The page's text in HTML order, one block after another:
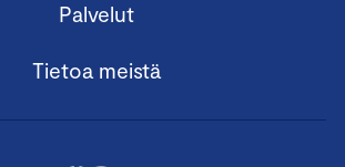
Palvelut
Tietoa meistä